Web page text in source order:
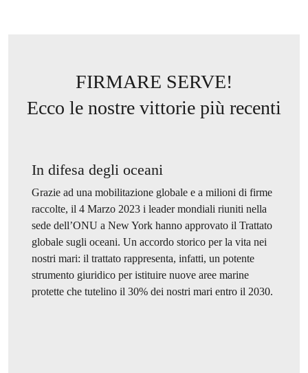
FIRMARE SERVE!
Ecco le nostre vittorie più recenti
In difesa degli oceani
Grazie ad una mobilitazione globale e a milioni di firme
raccolte, il 4 Marzo 2023 i leader mondiali riuniti nella
sede dell’ONU a New York hanno approvato il Trattato
globale sugli oceani. Un accordo storico per la vita nei
nostri mari: il trattato rappresenta, infatti, un potente
strumento giuridico per istituire nuove aree marine
protette che tutelino il 30% dei nostri mari entro il 2030.